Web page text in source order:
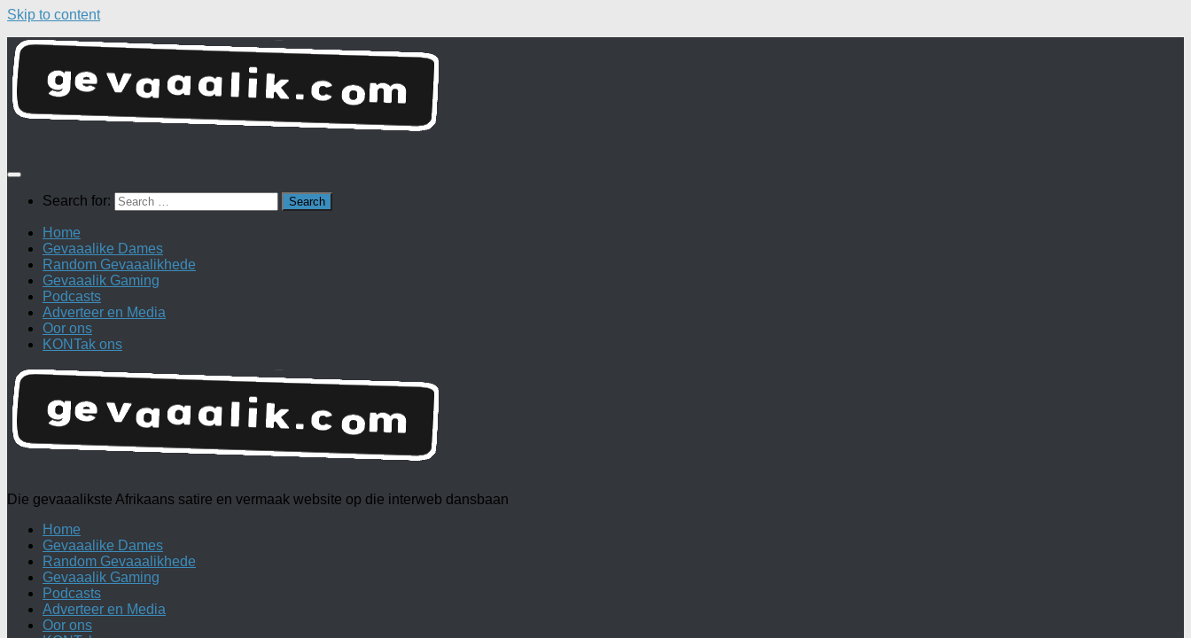
Skip to content
Search for:
Home
Gevaaalike Dames
Random Gevaaalikhede
Gevaaalik Gaming
Podcasts
Adverteer en Media
Oor ons
KONTak ons
Die gevaaalikste Afrikaans satire en vermaak website op die interweb dansbaan
Home
Gevaaalike Dames
Random Gevaaalikhede
Gevaaalik Gaming
Podcasts
Adverteer en Media
Oor ons